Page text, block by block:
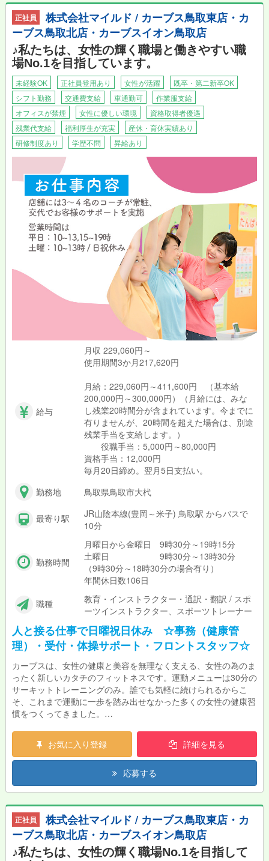
業務は9時半に弁慶丸流の朝礼ミーティングから
スタート！その後、各業務に取り組みます。
≪午前≫
・Webサイト更新
・SNS更新（インスタグラム等）
・宅配伝票作成
┗PC操作
・顧客対応業務
┗メール・電話
・同梱資料の準備・整理
≪午後≫
・発送作業補助
┗資料同梱、パッキング
・発送案内業務
┗メール・電話
PCスキルは難しい操作はありませんが、
ECショップの運営やお客さまとのメール対応など
の経験があればスムーズにオシゴトを進めれます◎
午前中の作業は事務所で、事務ワーク中心♪
午後は発送作業専用のスペースに移動します。
作業場所はキレイで温度も快適☆
梱包や発送業務は、複数名での作業で、
具体的に指示いたしますのでご安心くださいね！
シンプルワークでスグに慣れていただけ、
分からないことも確認しながら進められます♪
また、作業中、直接魚に触れることもありません◎
「寒い場所での作業はちょっと…」
そんな方も安心です♪
水揚げの状況にもよりますが、発送量の多い
金曜などは100～120件分を作業します。
職場は立場の関係なく意見が言い合える、
風通しの良い明るい雰囲気☆
皆でコミュニケーションを取りチームワークもバッチリです！
お勤め先は鳥取賀露港にある「海鮮市場かろいち」
から徒歩圏内の『株式会社弁慶丸』です♪
マイカー、バイク、自転車通勤もOK！
お休み調整はとっても柔軟◎
お互いの環境に理解があるのでフォローしあっています！
家庭との両立を図りながら働け、安定＆長期で
ご活躍いただけます☆
ぜひこの機会に新しくスタートしませんか？
正社員
株式会社マイルド / カーブス鳥取東店・カ
ーブス鳥取北店・カーブスイオン鳥取店
♪私たちは、女性の輝く職場と働きやすい職
場No.1を目指しています。
未経験OK 正社員登用あり 女性が活躍
既卒・第二新卒OK
シフト勤務
交通費支給 車通勤可
作業服支給
オフィスが禁煙
女性に優しい環境
資格取得者優遇
残業代支給
福利厚生が充実
産休・育休実績あり
研修制度あり
学歴不問 昇給あり
給与
月収 229,060円～
使用期間3か月217,620円
月給：229,060円～411,600円 （基本給
200,000円～300,000円）（月給には、みな
し残業20時間分が含まれています。今までに
有りませんが、20時間を超えた場合は、別途
残業手当を支給します。）
役職手当：5,000円～80,000円
資格手当：12,000円
毎月20日締め。翌月5日支払い。
勤務地
鳥取県鳥取市大杙
最寄り駅
JR山陰本線(豊岡～米子) 鳥取駅 からバスで
10分
勤務時間
月曜日から金曜日 9時30分～19時15分
土曜日 9時30分～13時30分
（9時30分～18時30分の場合有り）
年間休日数106日
職種
教育・インストラクター・通訳・翻訳 / スポ
ーツインストラクター、スポーツトレーナー
人と接る仕事で日曜祝日休み ☆事務（健康管
理）・受付・体操サポート・フロントスタッフ☆
カーブスは、女性の健康と美容を無理なく支える、女性の為のま
ったく新しいカタチのフィットネスです。運動メニューは30分の
サーキットトレーニングのみ。誰でも気軽に続けられるからこ
そ、これまで運動に一歩を踏み出せなかった多くの女性の健康習
慣をつくってきました。
喜んでいただけるサポートができるフィットネスです。同時に女
性が働きやすい環境づくりにも力を入れている、やりがいと働き
やすさが両立できる職場です。 （※公益財団法人日本生産性本
部サービス産業生産性協議会「2024年度JCSI（日本版顧客満足
度指数調査）フィットネスクラブ部門」）
★カーブスで働く魅力★
\カーブスのおすすめポイント/
やっぱり運動が好き。運動・健康にかかわりたい。 だけどプラ
イベートも大事にしたい。カーブスなら両立できます！
お気に入り登録 詳細を見る
応募する
正社員
株式会社マイルド / カーブス鳥取東店・カ
ーブス鳥取北店・カーブスイオン鳥取店
♪私たちは、女性の輝く職場No.1を目指して